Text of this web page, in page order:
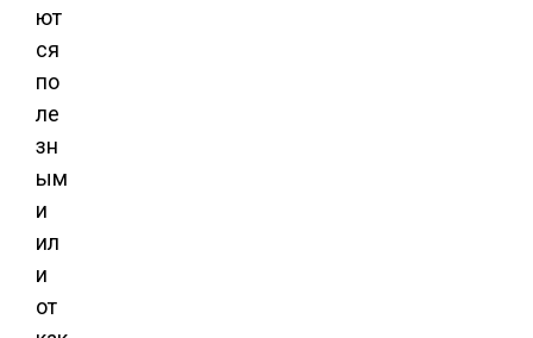
ют
ся
по
ле
зн
ым
и
ил
и
от